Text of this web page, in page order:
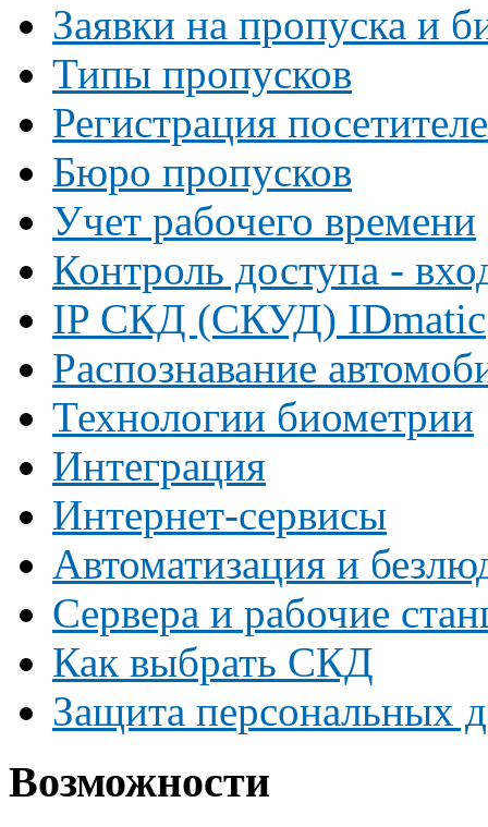
Заявки на пропуска и
Типы пропусков
Регистрация
Бюро пропусков
Учет рабочего времени
Контроль доступа -
IP СКД (СКУД) IDmatic
Распознавание
Технологии биометрии
Интеграция
Интернет-сервисы
Автоматизация и
Сервера и рабочие
Как выбрать СКД
Защита персональных
Возможности